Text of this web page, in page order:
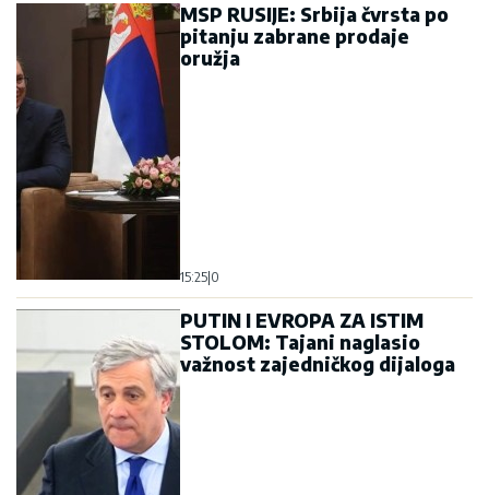
MSP RUSIJE: Srbija čvrsta po
pitanju zabrane prodaje
oružja
15:25|0
PUTIN I EVROPA ZA ISTIM
STOLOM: Tajani naglasio
važnost zajedničkog dijaloga